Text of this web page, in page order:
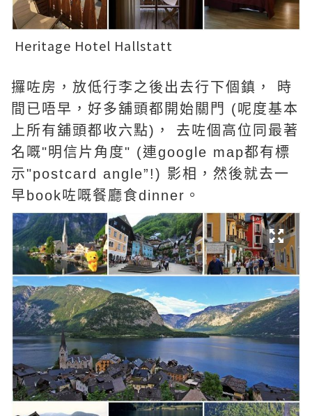
Heritage Hotel Hallstatt
攞咗房，放低行李之後出去行下個鎮， 時
間已唔早，好多舖頭都開始關門 (呢度基本
上所有舖頭都收六點)， 去咗個高位同最著
名嘅"明信片角度" (連google map都有標
示"postcard angle”!) 影相，然後就去一
早book咗嘅餐廳食dinner。